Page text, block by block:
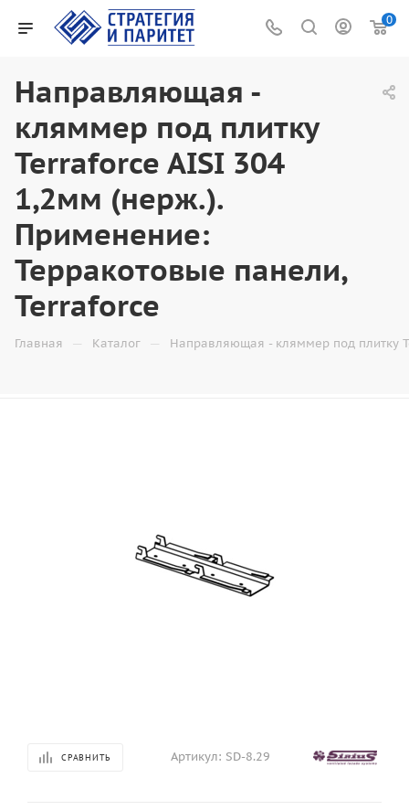
0
Направляющая -
кляммер под плитку
Terraforce AISI 304
1,2мм (нерж.).
Применение:
Терракотовые панели,
Terraforce
Главная — Каталог — Направляющая - кляммер под плитку
СРАВНИТЬ Артикул: SD-8.29